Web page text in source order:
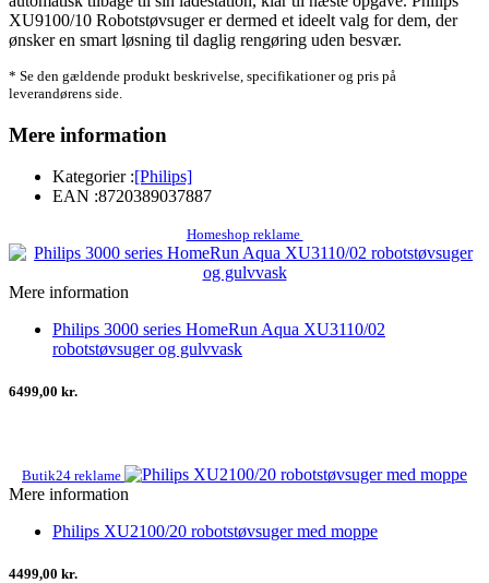
XU9100/10 Robotstøvsuger er dermed et ideelt valg for dem, der
ønsker en smart løsning til daglig rengøring uden besvær.
* Se den gældende produkt beskrivelse, specifikationer og pris på
leverandørens side.
Mere information
Kategorier :[Philips]
EAN :8720389037887
Homeshop reklame
Mere information
Philips 3000 series HomeRun Aqua XU3110/02
robotstøvsuger og gulvvask
6499,00 kr.
Butik24 reklame
Mere information
Philips XU2100/20 robotstøvsuger med moppe
4499,00 kr.